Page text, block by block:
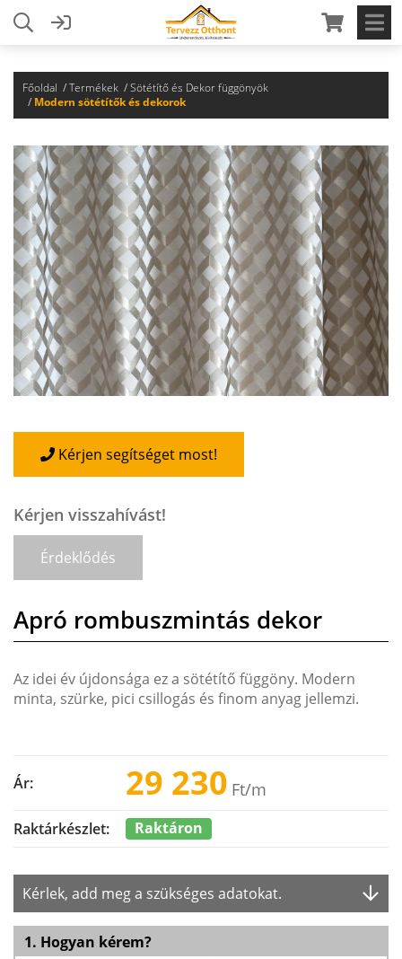
Főoldal Termékek
Sötétítő és Dekor függönyök
Modern sötétítők és dekorok
Kérjen segítséget most!
Kérjen visszahívást!
Érdeklődés
Apró rombuszmintás dekor
Az idei év újdonsága ez a sötétítő függöny. Modern
minta, szürke, pici csillogás és finom anyag jellemzi.
Ár: 29 230 Ft/m
Raktárkészlet: Raktáron
Kérlek, add meg a szükséges adatokat.
1. Hogyan kérem?